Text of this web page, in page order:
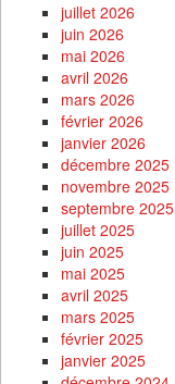
juillet 2026
juin 2026
mai 2026
avril 2026
mars 2026
février 2026
janvier 2026
décembre 2025
novembre 2025
septembre 2025
juillet 2025
juin 2025
mai 2025
avril 2025
mars 2025
février 2025
janvier 2025